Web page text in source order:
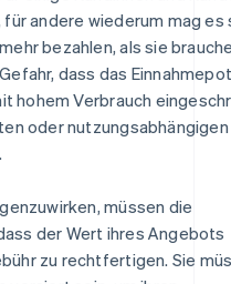
andere wiederum mag es
bezahlen, als sie
dass das
hohem Verbrauch
oder
müssen die
der Wert ihres Angebots
zu rechtfertigen. Sie